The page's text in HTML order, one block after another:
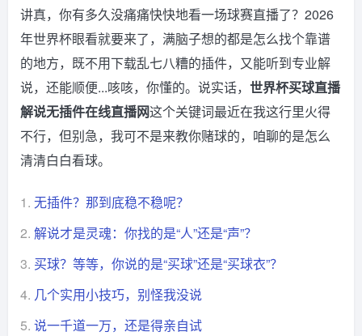
讲真，你有多久没痛痛快快地看一场球赛直播了？2026
年世界杯眼看就要来了，满脑子想的都是怎么找个靠谱
的地方，既不用下载乱七八糟的插件，又能听到专业解
说，还能顺便...咳咳，你懂的。说实话， 世界杯买球直播
解说无插件在线直播网这个关键词最近在我这行里火得
不行，但别急，我可不是来教你赌球的，咱聊的是怎么
清清白白看球。
1. 无插件？那到底稳不稳呢？
2. 解说才是灵魂：你找的是“人”还是“声”？
3. 买球？等等，你说的是“买球”还是“买球衣”？
4. 几个实用小技巧，别怪我没说
5. 说一千道一万，还是得亲自试